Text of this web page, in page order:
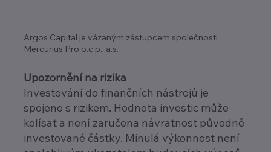
Argos Capital je vázaným zástupcem společnosti
Mercurius Pro o.c.p., a.s.
Upozornění na rizika
Investování do finančních nástrojů je
spojeno s rizikem. Hodnota investic může
kolísat a není zaručena návratnost původně
investované částky. Minulá výkonnost není